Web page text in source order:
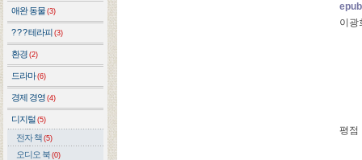
애완 동물(3)
? ? ? 테라피 (3)
환경 (2)
드라마(6)
경제 경영 (4)
디지털 (5)
전자 책 (5)
오디오 북 (0)
이광
평점